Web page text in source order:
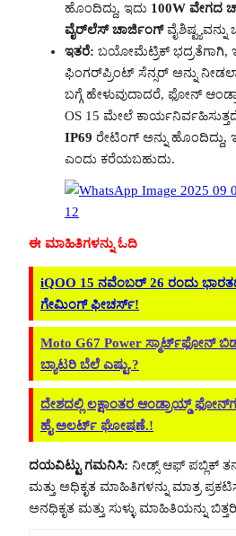
ಹೊಂದಿದ್ದು, ಇದು 100W ವೇಗದ
ವೈರ್‌ಲೆಸ್ ಚಾರ್ಜಿಂಗ್
ಇತರೆ: ಬಯೋಮೆಟ್ರಿಕ್ ಭದ್ರತೆಗಾಗಿ,
ಫಿಂಗರ್‌ಪ್ರಿಂಟ್ ಸೆನ್ಸರ್ ಅನ್ನು
ಬಗ್ಗೆ ಹೇಳುವುದಾದರೆ, ಫೋನ್
OS 15 ಮೇಲೆ
IP69 ರೇಟಿಂಗ್ ಅನ್ನು
ಎಂದು ಕರೆಯಬಹುದು.
ಈ ಮಾಹಿತಿಗಳನ್ನು ಓದಿ
iQOO 15 ನವೆಂಬರ್ 26 ರಂದು
ಗೇಮಿಂಗ್ ಫೀಚರ್ಸ್‌!
Moto G67 Power ಸ್ಮಾರ್ಟ್‌ಫೋನ್
ಬ್ಯಾಟರಿ ಬೆಲೆ ಎಷ್ಟು.?
ದೇಶದಲ್ಲಿ ಲಕ್ಷಾಂತರ ಆಂಡ್ರಾಯ್ಡ್
ಹೈ ಅಲರ್ಟ್ ಘೋಷಣೆ.!
ದಯವಿಟ್ಟು ಗಮನಿಸಿ: ನೀಡ್ಸ್ ಆಫ್ ಪಬ್ಲಿಕ್
ಮತ್ತು ಅಧಿಕೃತ ಮಾಹಿತಿಗಳನ್ನು ಮಾತ್ರ
ಅನಧಿಕೃತ ಮತ್ತು ಸುಳ್ಳು ಮಾಹಿತಿಯನ್ನು